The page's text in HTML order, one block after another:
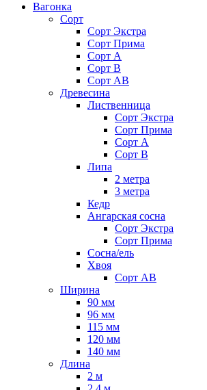
Вагонка
Сорт
Сорт Экстра
Сорт Прима
Сорт A
Сорт В
Сорт AB
Древесина
Лиственница
Сорт Экстра
Сорт Прима
Сорт А
Сорт В
Липа
2 метра
3 метра
Кедр
Ангарская сосна
Cорт Экстра
Сорт Прима
Сосна/ель
Хвоя
Сорт AB
Ширина
90 мм
96 мм
115 мм
120 мм
140 мм
Длина
2 м